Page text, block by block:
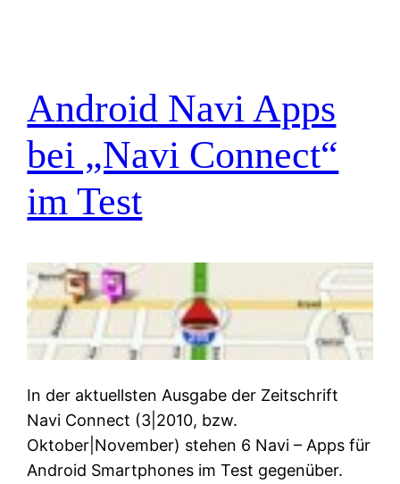
Android Navi Apps
bei „Navi Connect“
im Test
In der aktuellsten Ausgabe der Zeitschrift
Navi Connect (3|2010, bzw.
Oktober|November) stehen 6 Navi – Apps für
Android Smartphones im Test gegenüber.